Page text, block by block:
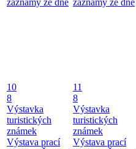
záznamy ze dne záznamy ze dne
10
8
Výstavka
turistických
známek
Výstava prací
11
8
Výstavka
turistických
známek
Výstava prací